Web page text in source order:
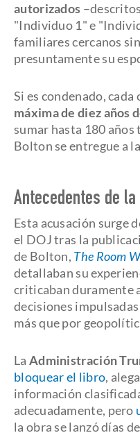
autorizados
"Individuo 1" e
familiares cercanos
presuntamente su
Si es condenado,
máxima de diez años
sumar hasta 180 años
Bolton se entregue a
Antecedentes de
Esta acusación surge
el DOJ tras la
de Bolton, The Room
detallaban su
criticaban duramente
decisiones
más que por
La Administración
bloquear el libro,
información
adecuadamente, pero
la obra se lanzó días